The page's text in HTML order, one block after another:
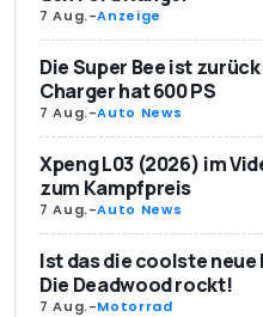
7 Aug.-Anzeige
Die Super Bee ist
Charger hat 600 PS
7 Aug.-Auto News
Xpeng L03 (2026) im
zum Kampfpreis
7 Aug.-Auto News
Ist das die coolste
Die Deadwood rockt!
7 Aug.-Motorrad